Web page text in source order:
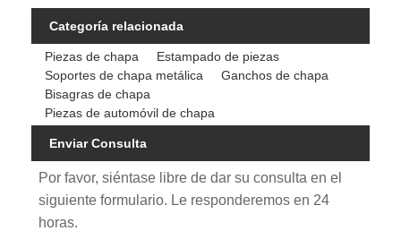
Categoría relacionada
Piezas de chapa
Estampado de piezas
Soportes de chapa metálica
Ganchos de chapa
Bisagras de chapa
Piezas de automóvil de chapa
Enviar Consulta
Por favor, siéntase libre de dar su consulta en el
siguiente formulario. Le responderemos en 24
horas.